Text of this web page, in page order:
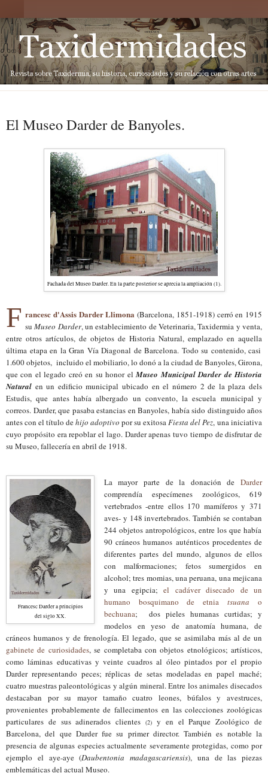
El Museo Darder de Banyoles.
Fachada del Museo Darder. En la parte posterior se aprecia la ampliación (1).
F rancesc d'Assis Darder Llimona (Barcelona, 1851-1918) cerró en 1915
suMuseo Darder, unestablecimiento deVeterinaria, Taxidermia y venta,
entre otros artículos, de objetos de Historia Natural, emplazado en aquella
última etapa en la Gran Vía Diagonal de Barcelona. Todo su contenido,casi
1.600 objetos, incluido el mobiliario, lo donó ala ciudad de Banyoles, Girona,
que con el legado creó en su honor elMuseo Municipal Darder de Historia
Natural en un edificio municipalubicado en el número 2 de la plaza dels
Estudis, que antes había albergado un convento, laescuela municipal y
correos. Darder, que pasaba estancias en Banyoles, había sido distinguido años
antes con el título dehijo adoptivo por su exitosaFiesta del Pez, una iniciativa
cuyo propósito era repoblar el lago. Darder apenas tuvo tiempo dedisfrutarde
su Museo, falleceríaen abril de 1918.
Francesc Dardera principios
del siglo XX.
La mayor parte de la donación deDarder
comprendía especímenes zoológicos, 619
vertebrados-entre ellos 170 mamíferos y 371
aves-y 148 invertebrados. También se contaban
244 objetos antropológicos, entre los que había
90cráneoshumanos auténticos procedentes de
diferentes partes del mundo, algunos deellos
con malformaciones; fetos sumergidos en
alcohol; tres momias, una peruana, una mejicana
y una egipcia;el cadáver disecado de un
humano bosquimano de etniatsuana
o
bechuana; dos pieles humanas curtidas;y
modelos en yeso
de anatomía humana,de
cráneos humanos y de frenología.El legado, que se asimilaba más al de un
gabinete de curiosidades, se completaba con objetos etnológicos; artísticos,
como láminas educativas yveinte cuadros al óleo pintados por el propio
Darder representando peces; réplicas de setas modeladas en papel maché;
cuatro muestras paleontológicas y algún mineral.Entre los animales disecados
destacaban por su mayor tamaño cuatro leones, búfalosy avestruces,
provenientes probablemente de fallecimentos en las colecciones zoológicas
particulares de susadinerados clientes (2) y en el Parque Zoológico de
Barcelona,del que Darderfue su primer director. También es notable la
presencia de algunas especies actualmente severamente protegidas, como por
ejemplo el aye-aye(Daubentonia madagascariensis), una de las piezas
emblemáticas del actual Museo.